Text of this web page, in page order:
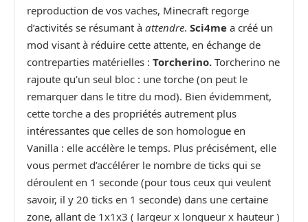
reproduction de vos vaches, Minecraft regorge
d’activités se résumant à attendre. Sci4me a créé un
mod visant à réduire cette attente, en échange de
contreparties matérielles : Torcherino. Torcherino ne
rajoute qu’un seul bloc : une torche (on peut le
remarquer dans le titre du mod). Bien évidemment,
cette torche a des propriétés autrement plus
intéressantes que celles de son homologue en
Vanilla : elle accélère le temps. Plus précisément, elle
vous permet d’accélérer le nombre de ticks qui se
déroulent en 1 seconde (pour tous ceux qui veulent
savoir, il y 20 ticks en 1 seconde) dans une certaine
zone, allant de 1x1x3 ( largeur x longueur x hauteur )